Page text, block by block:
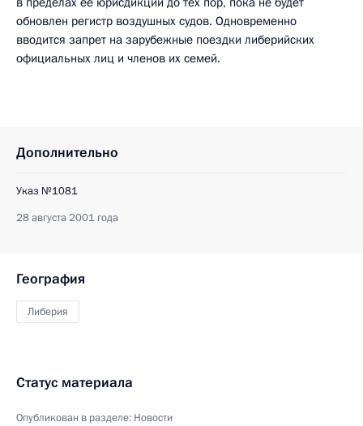
обновлен регистр воздушных судов. Одновременно
вводится запрет на зарубежные поездки либерийских
официальных лиц и членов их семей.
Дополнительно
Указ №1081
28 августа 2001 года
География
Либерия
Статус материала
Опубликован в разделе: Новости